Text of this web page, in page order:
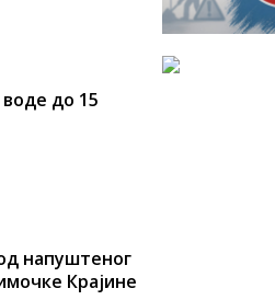
до 15
напуштеног
Крајине